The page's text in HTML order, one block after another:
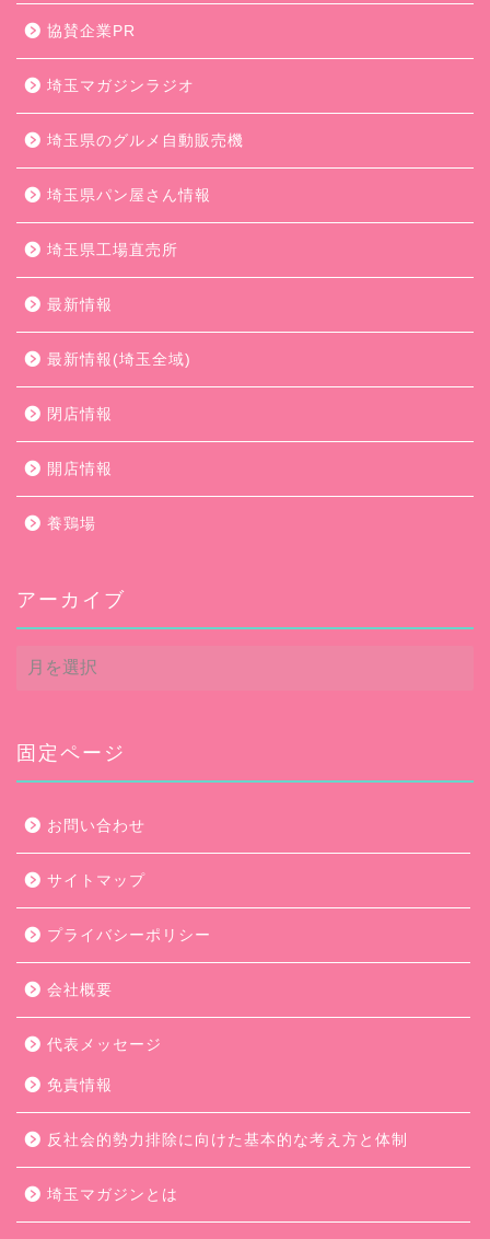
協賛企業PR
埼玉マガジンラジオ
埼玉県のグルメ自動販売機
埼玉県パン屋さん情報
埼玉県工場直売所
最新情報
最新情報(埼玉全域)
閉店情報
開店情報
養鶏場
アーカイブ
ア
ー
ブ
固定ページ
お問い合わせ
サイトマップ
プライバシーポリシー
会社概要
代表メッセージ
免責情報
反社会的勢力排除に向けた基本的な考え方と体制
埼玉マガジンとは